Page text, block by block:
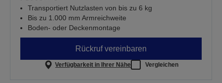
Transportiert Nutzlasten von bis zu 6 kg
Bis zu 1.000 mm Armreichweite
Boden- oder Deckenmontage
Rückruf vereinbaren
Verfügbarkeit in Ihrer Nähe Vergleichen